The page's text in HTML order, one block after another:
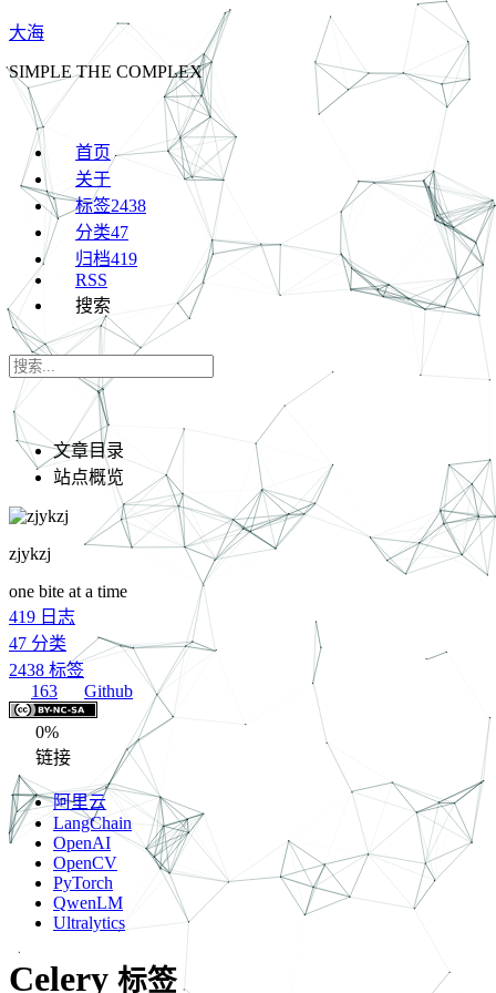
大海
SIMPLE THE COMPLEX
首页
关于
标签2438
分类47
归档419
RSS
搜索
文章目录
站点概览
zjykzj
one bite at a time
419 日志
47 分类
2438 标签
163
Github
0%
链接
阿里云
LangChain
OpenAI
OpenCV
PyTorch
QwenLM
Ultralytics
Celery 标签